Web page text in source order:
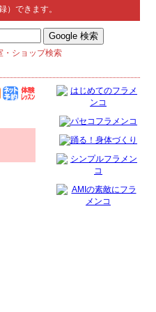
）できます。
・ショップ検索